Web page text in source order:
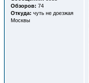
Обзоров: 74
Откуда: чуть не доезжая
Москвы